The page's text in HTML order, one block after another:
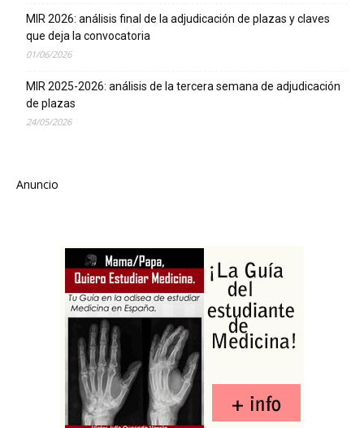
MIR 2026: análisis final de la adjudicación de plazas y claves
que deja la convocatoria
01/06/2026
MIR 2025-2026: análisis de la tercera semana de adjudicación
de plazas
24/05/2026
Anuncio